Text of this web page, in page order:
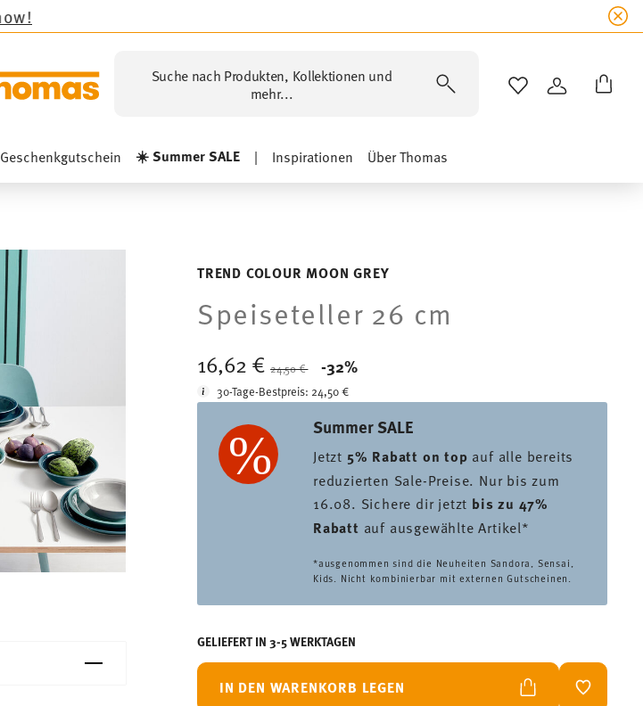
Suche nach Produkten, Kollektionen und
mehr...
WISHLISTANMELDEN
Geschenkgutschein ☀️ Summer SALE | Inspirationen Über Thomas
TREND COLOUR MOON GREY
Speiseteller 26 cm
16,62 €24,50 €
-32%
30-Tage-Bestpreis: 24,50 €
Summer SALE
Jetzt 5% Rabatt on top auf alle bereits
reduzierten Sale-Preise. Nur bis zum
16.08. Sichere dir jetzt bis zu 47%
Rabatt auf ausgewählte Artikel*
*ausgenommen sind die Neuheiten Sandora, Sensai,
Kids. Nicht kombinierbar mit externen Gutscheinen.
GELIEFERT IN 3-5 WERKTAGEN
IN DEN WARENKORB LEGEN ADD TO